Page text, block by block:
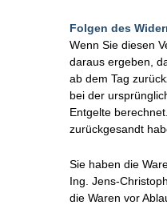
Folgen des
Wenn Sie diesen
daraus ergeben,
ab dem Tag
bei der
Entgelte
zurückgesandt
Sie haben die
Ing. Jens-
die Waren vor